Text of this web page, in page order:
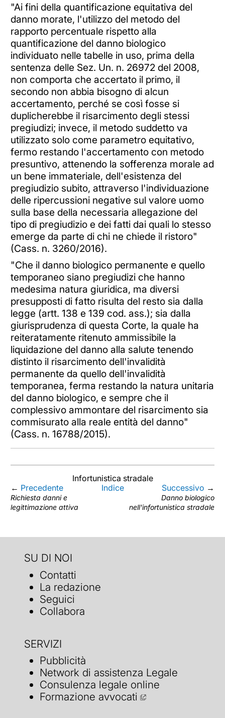
"Ai fini della quantificazione equitativa del
danno morate, l'utilizzo del metodo del
rapporto percentuale rispetto alla
quantificazione del danno biologico
individuato nelle tabelle in uso, prima della
sentenza delle Sez. Un. n. 26972 del 2008,
non comporta che accertato il primo, il
secondo non abbia bisogno di alcun
accertamento, perché se così fosse si
duplicherebbe il risarcimento degli stessi
pregiudizi; invece, il metodo suddetto va
utilizzato solo come parametro equitativo,
fermo restando l'accertamento con metodo
presuntivo, attenendo la sofferenza morale ad
un bene immateriale, dell'esistenza del
pregiudizio subito, attraverso l'individuazione
delle ripercussioni negative sul valore uomo
sulla base della necessaria allegazione del
tipo di pregiudizio e dei fatti dai quali lo stesso
emerge da parte di chi ne chiede il ristoro"
(Cass. n. 3260/2016).
"Che il danno biologico permanente e quello
temporaneo siano pregiudizi che hanno
medesima natura giuridica, ma diversi
presupposti di fatto risulta del resto sia dalla
legge (artt. 138 e 139 cod. ass.); sia dalla
giurisprudenza di questa Corte, la quale ha
reiteratamente ritenuto ammissibile la
liquidazione del danno alla salute tenendo
distinto il risarcimento dell'invalidità
permanente da quello dell'invalidità
temporanea, ferma restando la natura unitaria
del danno biologico, e sempre che il
complessivo ammontare del risarcimento sia
commisurato alla reale entità del danno"
(Cass. n. 16788/2015).
Infortunistica stradale
← Precedente
Richiesta danni e
legittimazione attiva
Indice Successivo →
Danno biologico
nell'infortunistica stradale
SU DI NOI
Contatti
La redazione
Seguici
Collabora
SERVIZI
Pubblicità
Network di assistenza Legale
Consulenza legale online
Formazione avvocati